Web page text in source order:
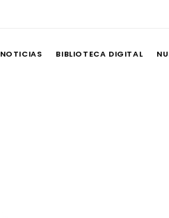
NOTICIAS BIBLIOTECA DIGITAL